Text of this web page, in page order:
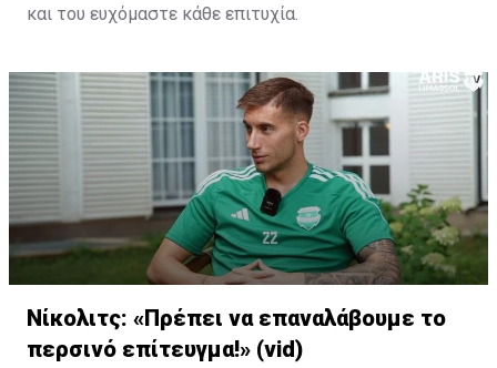
και του ευχόμαστε κάθε επιτυχία.
Νίκολιτς: «Πρέπει να επαναλάβουμε το
περσινό επίτευγμα!» (vid)